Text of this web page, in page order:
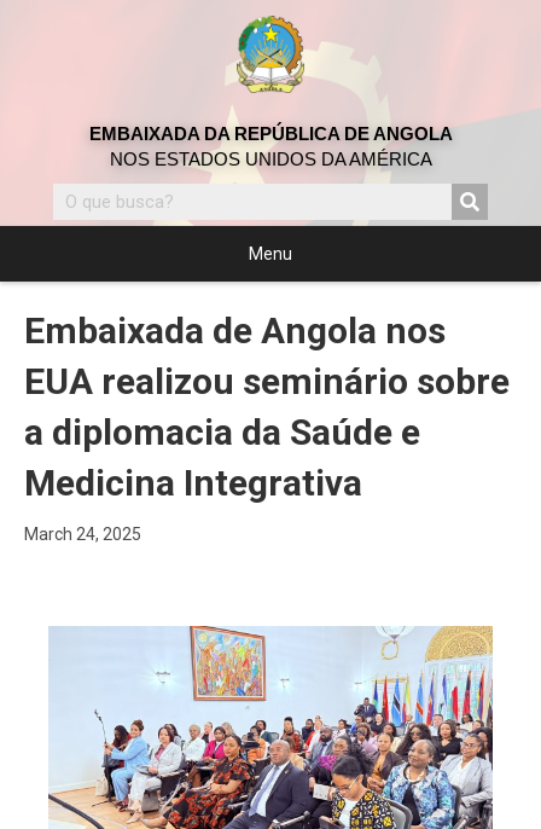
EMBAIXADA DA REPÚBLICA DE ANGOLA
NOS ESTADOS UNIDOS DA AMÉRICA
Menu
Embaixada de Angola nos
EUA realizou seminário sobre
a diplomacia da Saúde e
Medicina Integrativa
March 24, 2025